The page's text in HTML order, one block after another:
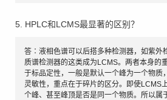
5. HPLC和LCMS最显著的区别？
答∶液相色谱可以后搭多种检测器，如紫外
质谱检测器的这类成为LCMS。两者本身的
于标品定性，一般是默认一个峰为一个物
灵敏性，重点在于碎片的区分。即使LCMS
个峰、甚至峰顶是否是同一个物质。所以